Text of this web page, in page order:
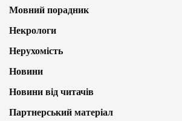
Мовний порадник
Некрологи
Нерухомість
Новини
Новини від читачів
Партнерський матеріал